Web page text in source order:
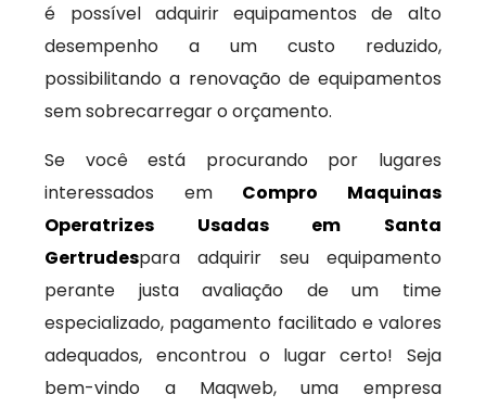
é possível adquirir equipamentos de alto
desempenho a um custo reduzido,
possibilitando a renovação de equipamentos
sem sobrecarregar o orçamento.
Se você está procurando por lugares
interessados em Compro Maquinas
Operatrizes Usadas em Santa
Gertrudespara adquirir seu equipamento
perante justa avaliação de um time
especializado, pagamento facilitado e valores
adequados, encontrou o lugar certo! Seja
bem-vindo a Maqweb, uma empresa